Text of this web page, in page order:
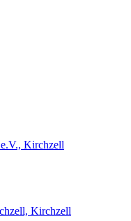
Kirchzell
Kirchzell